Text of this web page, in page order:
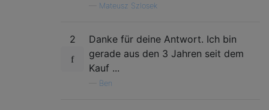
Mateusz Szlosek
2
Danke für deine Antwort. Ich bin
gerade aus den 3 Jahren seit dem
Kauf ...
Ben